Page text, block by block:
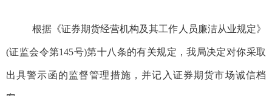
根据《证券期货经营机构及其工作人员廉洁从业规定》
(证监会令第145号)第十八条的有关规定，我局决定对你采取
出具警示函的监督管理措施，并记入证券期货市场诚信档